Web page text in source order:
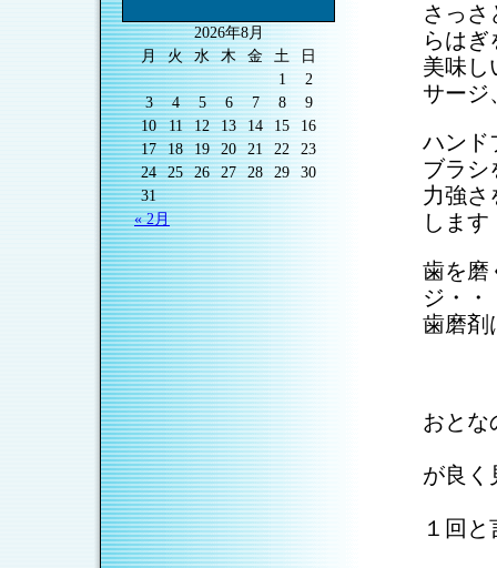
2026年8月
月
火 水 木 金 土
日
1
2
3
4 5 6 7 8
9
10
11 12 13 14 15
16
17
18 19 20 21 22
23
24
25 26 27 28 29
30
31
« 2月
さ
らはぎ
美味
サージ
ハンド
ブラシ
力強さ
します
歯を磨
ジ・・
歯磨剤
おとな
が良く
１回